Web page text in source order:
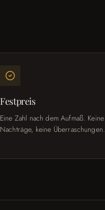
Festpreis
Eine Zahl nach dem Aufmaß. Keine
Nachträge, keine Überraschungen.